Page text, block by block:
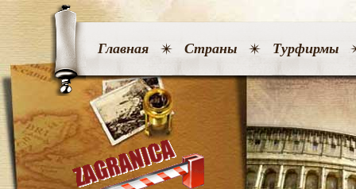
Главная Страны Турфирмы